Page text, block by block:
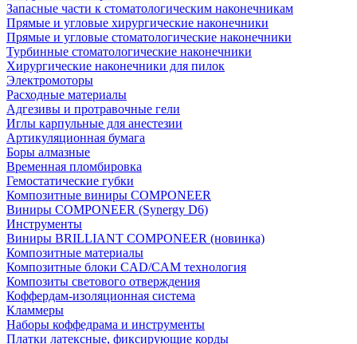
Запасные части к стоматологическим наконечникам
Прямые и угловые хирургические наконечники
Прямые и угловые стоматологические наконечники
Турбинные стоматологические наконечники
Хирургические наконечники для пилок
Электромоторы
Расходные материалы
Адгезивы и протравочные гели
Иглы карпульные для анестезии
Артикуляционная бумага
Боры алмазные
Временная пломбировка
Гемостатические губки
Композитные виниры COMPONEER
Виниры COMPONEER (Synergy D6)
Инструменты
Виниры BRILLIANT COMPONEER (новинка)
Композитные материалы
Композитные блоки CAD/СAM технология
Композиты светового отверждения
Коффердам-изоляционная система
Кламмеры
Наборы коффедрама и инструменты
Платки латексные, фиксирующие корды